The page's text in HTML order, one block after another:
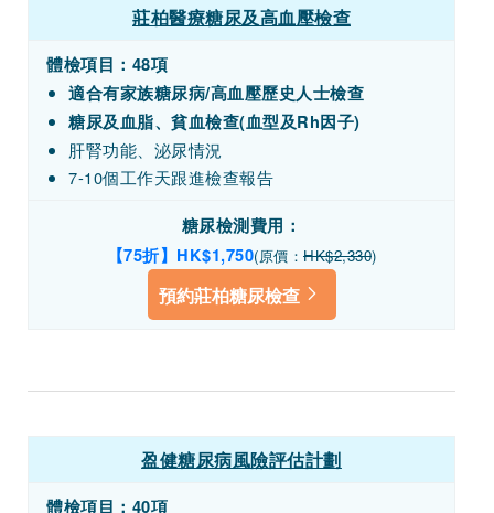
莊柏醫療糖尿及高血壓檢查
體檢項目： 48項
適合有家族糖尿病/高血壓歷史人士檢查
糖尿及血脂、貧血檢查(血型及Rh因子)
肝腎功能、泌尿情況
7-10個工作天跟進檢查報告
糖尿檢測費用：
【75折】HK$1,750(原價： HK$2,330)
預約莊柏糖尿檢查
盈健糖尿病風險評估計劃
體檢項目： 40項